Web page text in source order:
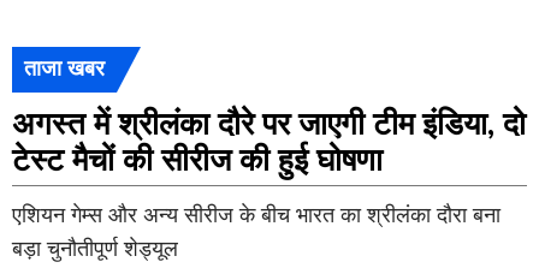
ताजा खबर
अगस्त में श्रीलंका दौरे पर जाएगी टीम इंडिया, दो
टेस्ट मैचों की सीरीज की हुई घोषणा
एशियन गेम्स और अन्य सीरीज के बीच भारत का श्रीलंका दौरा बना
बड़ा चुनौतीपूर्ण शेड्यूल